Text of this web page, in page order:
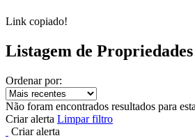
Link copiado!
Listagem de Propriedades
Ordenar por:
Não foram encontrados resultados para
Criar alerta Limpar filtro
Criar alerta